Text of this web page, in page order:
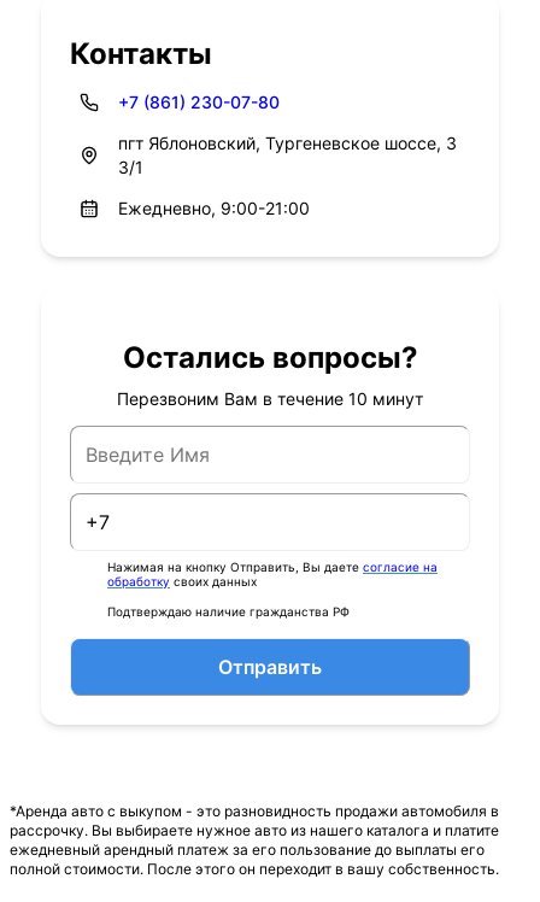
Контакты
+7 (861) 230-07-80
пгт Яблоновский, Тургеневское шоссе, 3
3/1
Ежедневно, 9:00-21:00
Остались вопросы?
Перезвоним Вам в течение 10 минут
Нажимая на кнопку Отправить, Вы даете согласие на
обработку своих данных
Подтверждаю наличие гражданства РФ
Отправить
*Аренда авто с выкупом - это разновидность продажи автомобиля в
рассрочку. Вы выбираете нужное авто из нашего каталога и платите
ежедневный арендный платеж за его пользование до выплаты его
полной стоимости. После этого он переходит в вашу собственность.